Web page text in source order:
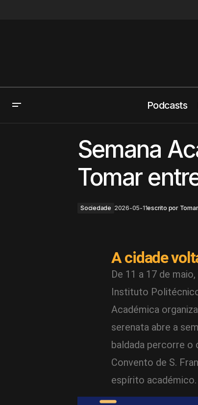
Podcasts
Semana
Tomar
Sociedade 2026-05-11escrito por
A cidade
De 11 a 17 de
Instituto
Académica
serenata abre a
baldada percorre o
Convento de S.
espírito académico.